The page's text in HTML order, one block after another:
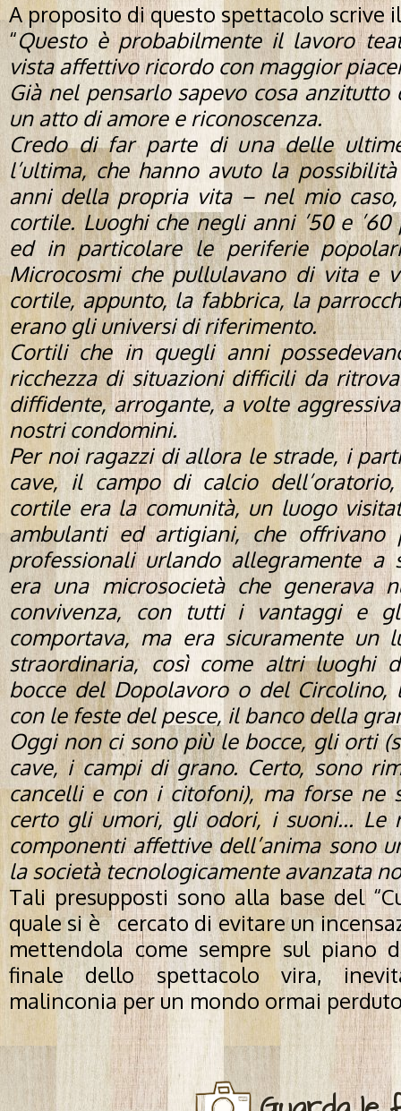
A proposito di questo spettacolo scrive
“Questo è probabilmente il lavoro
vista affettivo ricordo con maggior
Già nel pensarlo sapevo cosa anzitutto
un atto di amore e riconoscenza.
Credo di far parte di una delle
l’ultima, che hanno avuto la
anni della propria vita – nel mio
cortile. Luoghi che negli anni ’50 e
ed in particolare le periferie
Microcosmi che pullulavano di vita e
cortile, appunto, la fabbrica, la
erano gli universi di riferimento.
Cortili che in quegli anni
ricchezza di situazioni difficili da
diffidente, arrogante, a volte
nostri condomini.
Per noi ragazzi di allora le strade, i
cave, il campo di calcio
cortile era la comunità, un luogo
ambulanti ed artigiani, che offrivano
professionali urlando allegramente a
era una microsocietà che generava
convivenza, con tutti i vantaggi e
comportava, ma era sicuramente un
straordinaria, così come altri luoghi
bocce del Dopolavoro o del Circolino,
con le feste del pesce, il banco della
Oggi non ci sono più le bocce, gli orti
cave, i campi di grano. Certo, sono
cancelli e con i citofoni), ma forse ne
certo gli umori, gli odori, i suoni... Le
componenti affettive dell’anima sono
la società tecnologicamente avanzata
Tali presupposti sono alla base del
quale si è cercato di evitare un
mettendola come sempre sul piano
finale dello spettacolo vira,
malinconia per un mondo ormai